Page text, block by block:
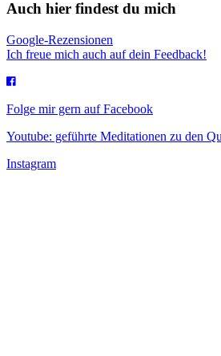
Auch hier findest du mich
Google-Rezensionen
Ich freue mich auch auf dein Feedback!
Folge mir gern auf Facebook
Youtube: geführte Meditationen zu den
Instagram